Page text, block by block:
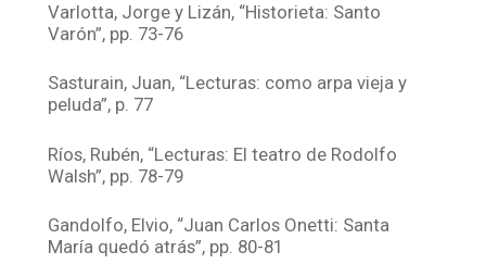
Varlotta, Jorge y Lizán, “Historieta: Santo
Varón”, pp. 73-76
Sasturain, Juan, “Lecturas: como arpa vieja y
peluda”, p. 77
Ríos, Rubén, “Lecturas: El teatro de Rodolfo
Walsh”, pp. 78-79
Gandolfo, Elvio, “Juan Carlos Onetti: Santa
María quedó atrás”, pp. 80-81